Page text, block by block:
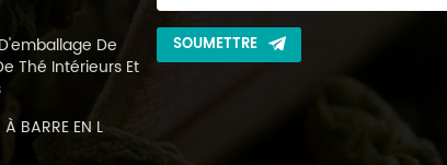
De
Thé Intérieurs Et
À BARRE EN L
SOUMETTRE